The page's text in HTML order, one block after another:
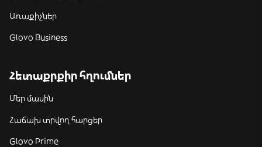
Առաքիչներ
Glovo Business
Հետաքրքիր հղումներ
Մեր մասին
Հաճախ տրվող հարցեր
Glovo Prime